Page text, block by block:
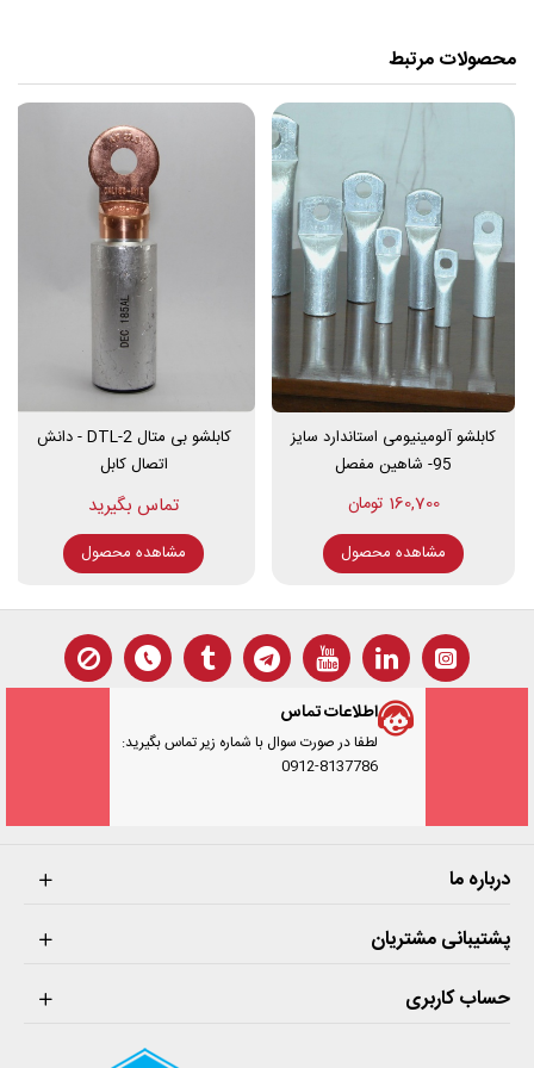
معمول بر روی انواع کابلشوها، در آزمایشگاه مجهز کارخانه شاهین مفصل
تحت دو آزمایش مهم دیگر نیز قرار می گیرند تا نسبت به دوام و طول عمر
آنها در برابر شایط محیطی به ویژگی خوردگی، اطمینان حاصل گردد.
این دو آزمایش عبارتند از متالوژ گرافی (مشاهده و اندازه گیری ضخامت و
یکنواختی لایه های پوشش داده شده بر روی کابلشو ها و دوراهه ) و تست
در شرایط استاندارد مه نمکی تست می شوند )
کابلشو های فول بیمتال شاهین مفصل مشابه نصب سایر کابلشوهای
پرسی با کمک دستگاه پرس کابلشو (هیدرولیکی یا دستی) و لقمه پرس های
مناسب هر سایز انجام می پذیرد.
محصولات مرتبط
کابلشو آلومینیومی استاندارد سایز
95- شاهین مفصل
160,700 تومان
مشاهده محصول
کابلشو بی متال DTL-2 - دانش
اتصال کابل
مشاهده محصول
اطلاعات تماس
لطفا در صورت سوال با شماره زیر تماس بگیرید:
0912-8137786
درباره ما
پشتیبانی مشتریان
حساب کاربری